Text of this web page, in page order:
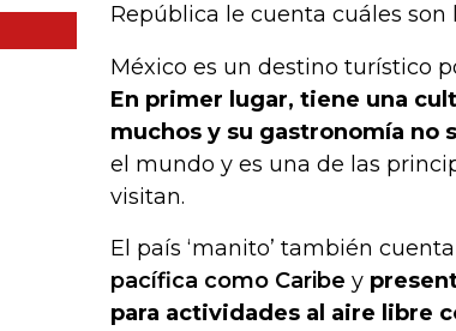
República le cuenta cuáles son
México es un destino turístico
En primer lugar, tiene una
muchos y su gastronomía no
el mundo y es una de las
visitan.
El país ‘manito’ también
pacífica como Caribe y
para actividades al aire libre